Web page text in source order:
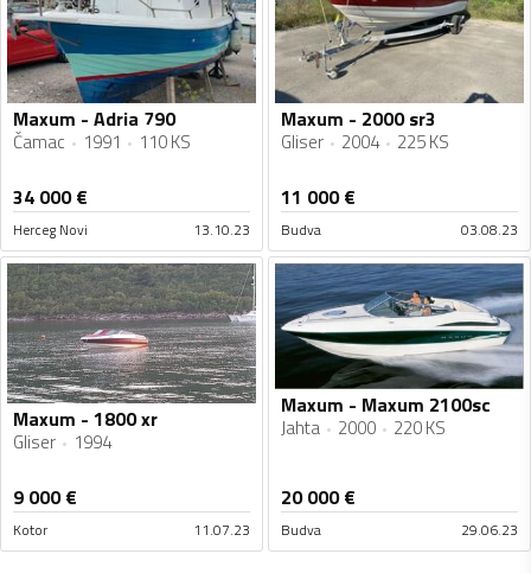
Maxum - Adria 790
Čamac 1991 110 KS
34 000€
Herceg Novi 13.10.23
Maxum - 2000 sr3
Gliser 2004 225 KS
11 000€
Budva 03.08.23
Maxum - 1800 xr
Gliser 1994
9 000€
Kotor 11.07.23
Maxum - Maxum 2100sc
Jahta 2000 220 KS
20 000€
Budva 29.06.23